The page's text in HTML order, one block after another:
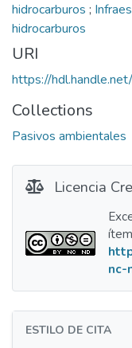
hidrocarburos ;
hidrocarburos
URI
https://
Collections
Pasivos ambientales
Licencia
nc-
ESTILO DE CITA